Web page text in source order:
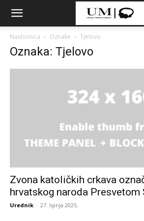
Naslovnica Oznake Tjelovo
Oznaka: Tjelovo
Zvona katoličkih crkava
hrvatskog naroda Presvetom
Urednik - 27. lipnja 2025.